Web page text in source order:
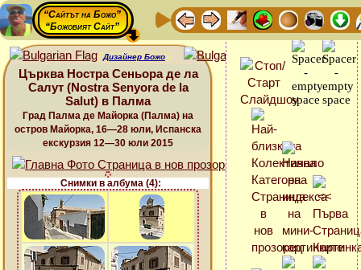
“Сайтът на Божо”
“Божовият Сайт”
Дизайнер Божо
Църква Ностра Сеньора де ла
Салут (Nostra Senyora de la
Salut) в Палма
Град Палма де Майорка (Палма) на
остров Майорка, 16—28 юли, Испанска
екскурзия 12—30 юли 2015
Снимки в албума (4):